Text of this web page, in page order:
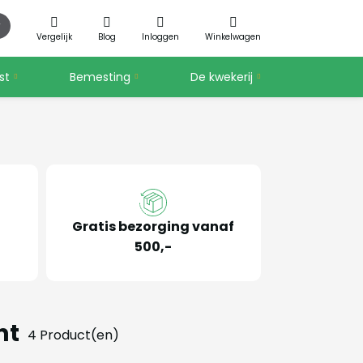
Vergelijk Blog Inloggen Winkelwagen
Bemesting De kwekerij
Gratis bezorging vanaf
500,-
4 Product(en)